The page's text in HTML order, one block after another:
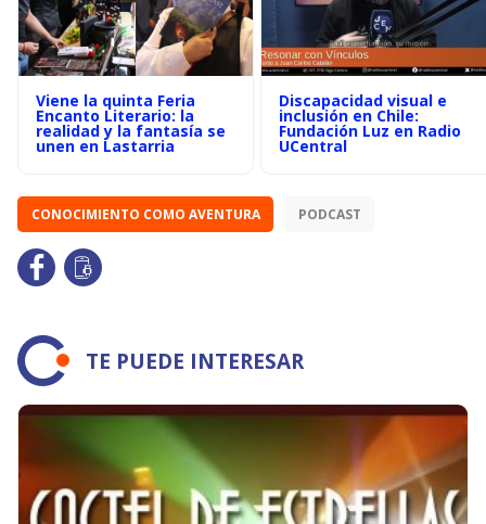
Viene la quinta Feria
Encanto Literario: la
realidad y la fantasía se
unen en Lastarria
Discapacidad visual e
inclusión en Chile:
Fundación Luz en Radio
UCentral
CONOCIMIENTO COMO AVENTURA PODCAST
TE PUEDE INTERESAR